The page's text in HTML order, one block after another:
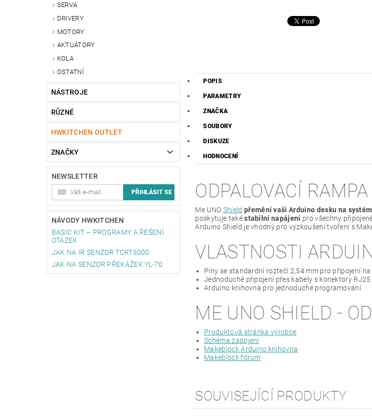
SERVA
DRIVERY
MOTORY
AKTUÁTORY
KOLA
OSTATNÍ
NÁSTROJE
RŮZNÉ
HWKITCHEN OUTLET
ZNAČKY
NEWSLETTER
NÁVODY HWKITCHEN
BASIC KIT – PROGRAMY A ŘEŠENÍ
OTÁZEK
JAK NA IR SENZOR TCRT5000
JAK NA SENZOR PŘEKÁŽEK YL-70
POPIS
PARAMETRY
ZNAČKA
SOUBORY
DISKUZE
HODNOCENÍ
ODPALOVACÍ
Me UNO Shield přemění vaši Arduino desku na
poskytuje takéstabilní napájení pro všechny
Arduino Shield je vhodný pro vyzkoušení tvoření s
VLASTNOSTI
Piny se standardní roztečí 2,54 mm pro připojení na
Jednoduché připojení přes kabely s konektory RJ25
Arduino knihovna pro jednoduché programování
ME UNO SHIELD -
Produktová stránka výrobce
Schéma zapojení
Makeblock Arduino knihovna
Makeblock fórum
SOUVISEJÍCÍ PRODUKTY